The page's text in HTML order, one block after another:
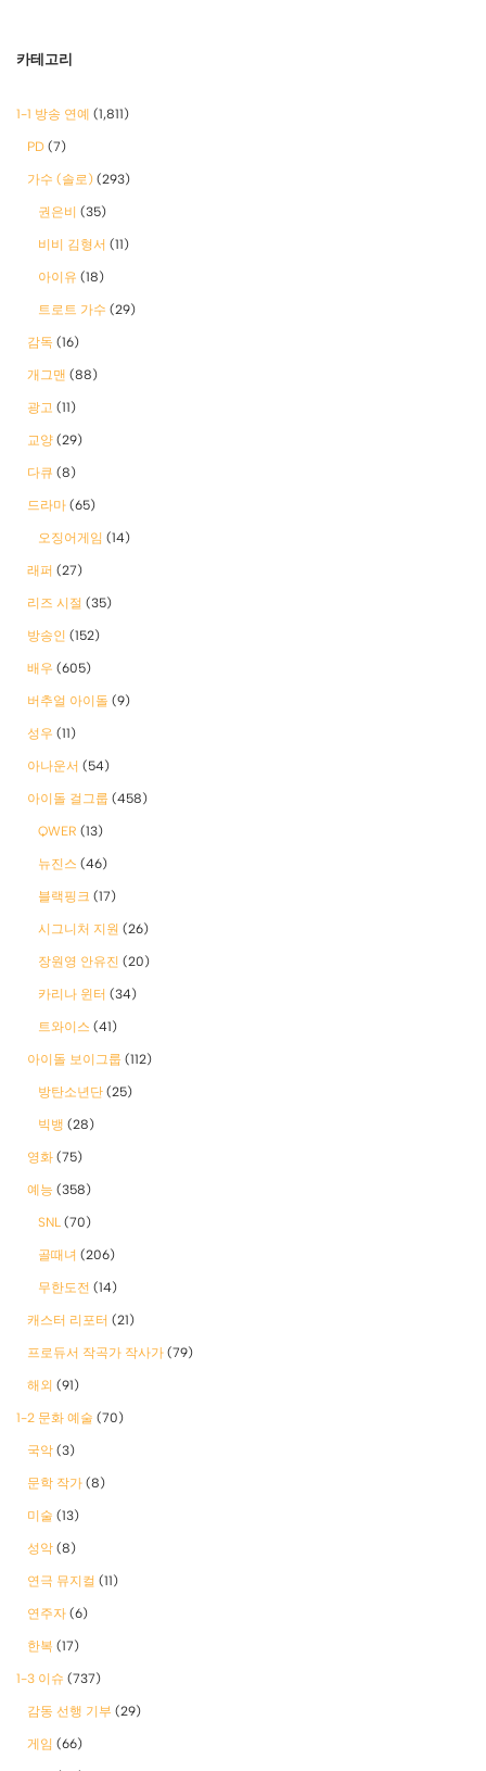
카테고리
1-1 방송 연예 (1,811)
PD (7)
가수 (솔로) (293)
권은비 (35)
비비 김형서 (11)
아이유 (18)
트로트 가수 (29)
감독 (16)
개그맨 (88)
광고 (11)
교양 (29)
다큐 (8)
드라마 (65)
오징어게임 (14)
래퍼 (27)
리즈 시절 (35)
방송인 (152)
배우 (605)
버추얼 아이돌 (9)
성우 (11)
아나운서 (54)
아이돌 걸그룹 (458)
QWER (13)
뉴진스 (46)
블랙핑크 (17)
시그니처 지원 (26)
장원영 안유진 (20)
카리나 윈터 (34)
트와이스 (41)
아이돌 보이그룹 (112)
방탄소년단 (25)
빅뱅 (28)
영화 (75)
예능 (358)
SNL (70)
골때녀 (206)
무한도전 (14)
캐스터 리포터 (21)
프로듀서 작곡가 작사가 (79)
해외 (91)
1-2 문화 예술 (70)
국악 (3)
문학 작가 (8)
미술 (13)
성악 (8)
연극 뮤지컬 (11)
연주자 (6)
한복 (17)
1-3 이슈 (737)
감동 선행 기부 (29)
게임 (66)